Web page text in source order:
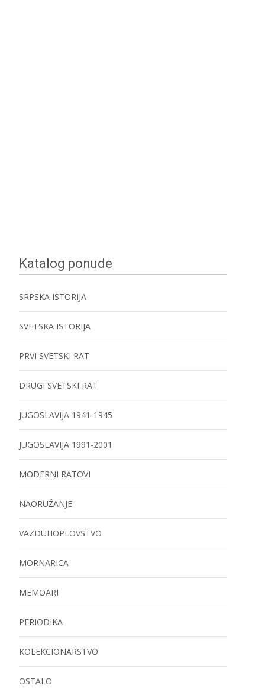
Katalog ponude
SRPSKA ISTORIJA
SVETSKA ISTORIJA
PRVI SVETSKI RAT
DRUGI SVETSKI RAT
JUGOSLAVIJA 1941-1945
JUGOSLAVIJA 1991-2001
MODERNI RATOVI
NAORUŽANJE
VAZDUHOPLOVSTVO
MORNARICA
MEMOARI
PERIODIKA
KOLEKCIONARSTVO
OSTALO